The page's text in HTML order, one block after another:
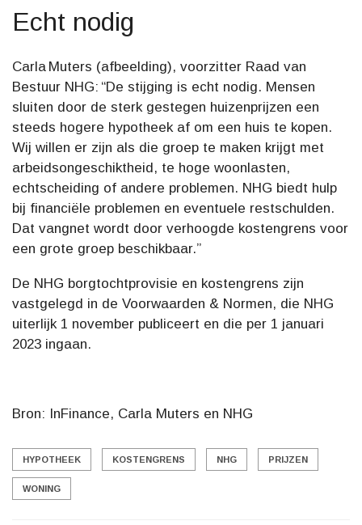
Echt nodig
Carla Muters (afbeelding), voorzitter Raad van
Bestuur NHG: “De stijging is echt nodig. Mensen
sluiten door de sterk gestegen huizenprijzen een
steeds hogere hypotheek af om een huis te kopen.
Wij willen er zijn als die groep te maken krijgt met
arbeidsongeschiktheid, te hoge woonlasten,
echtscheiding of andere problemen. NHG biedt hulp
bij financiële problemen en eventuele restschulden.
Dat vangnet wordt door verhoogde kostengrens voor
een grote groep beschikbaar.”
De NHG borgtochtprovisie en kostengrens zijn
vastgelegd in de Voorwaarden & Normen, die NHG
uiterlijk 1 november publiceert en die per 1 januari
2023 ingaan.
Bron: InFinance, Carla Muters en NHG
HYPOTHEEK KOSTENGRENS NHG PRIJZEN
WONING